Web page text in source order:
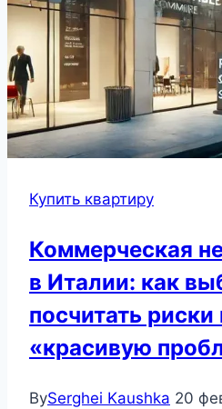
Купить квартиру
Коммерческая
в Италии: как
посчитать риски
«красивую
BySerghei Kaushka 20